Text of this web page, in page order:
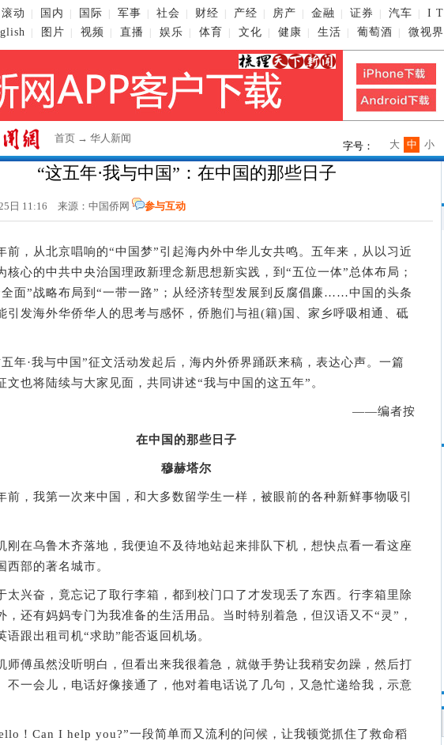
滚动 国内 国际 军事 社会 财经 产经 房产 金融 证券 汽车 I T
图片 视频 直播 娱乐 体育 文化 健康 生活 葡萄酒 微视界
首页 → 华人新闻
字号： 小
中
大
“这五年·我与中国”：在中国的那些日子
日 11:16 来源：中国侨网 参与互动
，从北京唱响的“中国梦”引起海内外中华儿女共鸣。五年来，从以习近
核心的中共中央治国理政新理念新思想新实践，到“五位一体”总体布局；
全面”战略布局到“一带一路”；从经济转型发展到反腐倡廉……中国的头条
引发海外华侨华人的思考与感怀，侨胞们与祖(籍)国、家乡呼吸相通、砥
·我与中国”征文活动发起后，海内外侨界踊跃来稿，表达心声。一篇
文也将陆续与大家见面，共同讲述“我与中国的这五年”。
——编者按
在中国的那些日子
穆赫塔尔
我第一次来中国，和大多数留学生一样，被眼前的各种新鲜事物吸引
在乌鲁木齐落地，我便迫不及待地站起来排队下机，想快点看一看这座
西部的著名城市。
兴奋，竟忘记了取行李箱，都到校门口了才发现丢了东西。行李箱里除
，还有妈妈专门为我准备的生活用品。当时特别着急，但汉语又不“灵”，
语跟出租司机“求助”能否返回机场。
傅虽然没听明白，但看出来我很着急，就做手势让我稍安勿躁，然后打
不一会儿，电话好像接通了，他对着电话说了几句，又急忙递给我，示意
Can I help you?”一段简单而又流利的问候，让我顿觉抓住了救命稻